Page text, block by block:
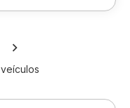
veículos